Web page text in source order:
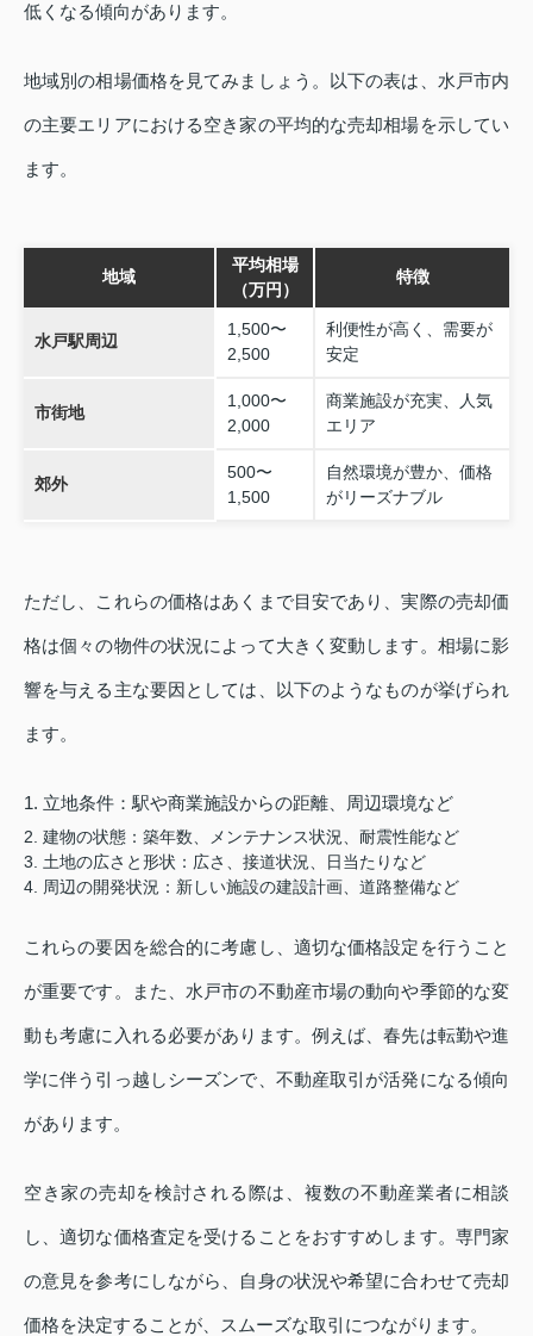
低くなる傾向があります。
地域別の相場価格を見てみましょう。以下の表は、水戸市内
の主要エリアにおける空き家の平均的な売却相場を示してい
ます。
地域
平均相場
（万円）
特徴
水戸駅周辺
1,500〜
2,500
利便性が高く、需要が
安定
市街地
1,000〜
2,000
商業施設が充実、人気
エリア
郊外
500〜
1,500
自然環境が豊か、価格
がリーズナブル
ただし、これらの価格はあくまで目安であり、実際の売却価
格は個々の物件の状況によって大きく変動します。相場に影
響を与える主な要因としては、以下のようなものが挙げられ
ます。
1. 立地条件：駅や商業施設からの距離、周辺環境など
2. 建物の状態：築年数、メンテナンス状況、耐震性能など
3. 土地の広さと形状：広さ、接道状況、日当たりなど
4. 周辺の開発状況：新しい施設の建設計画、道路整備など
これらの要因を総合的に考慮し、適切な価格設定を行うこと
が重要です。また、水戸市の不動産市場の動向や季節的な変
動も考慮に入れる必要があります。例えば、春先は転勤や進
学に伴う引っ越しシーズンで、不動産取引が活発になる傾向
があります。
空き家の売却を検討される際は、複数の不動産業者に相談
し、適切な価格査定を受けることをおすすめします。専門家
の意見を参考にしながら、自身の状況や希望に合わせて売却
価格を決定することが、スムーズな取引につながります。